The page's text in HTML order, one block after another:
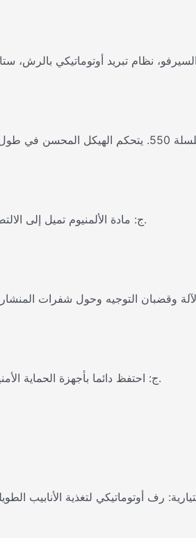
ج: مادة الألمنيوم تميل إلى الالتصاق بشفرات المنشار. القطع الجاف ممنوع تماما. حافظ على تشغيل نظام التبريد الأوتوماتيكي أثناء التشغيل.
ج: احتفظ دائما بأجهزة الحماية الأمنية مثل الستائر الضوئية في الخدمة. احتفظ بمساحة صيانة حول الجهاز. لا تلمس منطقة القطع أثناء التشغيل.